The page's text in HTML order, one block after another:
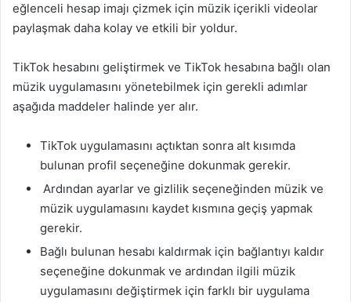
eğlenceli hesap imajı çizmek için müzik içerikli videolar
paylaşmak daha kolay ve etkili bir yoldur.
TikTok hesabını geliştirmek ve TikTok hesabına bağlı olan
müzik uygulamasını yönetebilmek için gerekli adımlar
aşağıda maddeler halinde yer alır.
TikTok uygulamasını açtıktan sonra alt kısımda
bulunan profil seçeneğine dokunmak gerekir.
Ardından ayarlar ve gizlilik seçeneğinden müzik ve
müzik uygulamasını kaydet kısmına geçiş yapmak
gerekir.
Bağlı bulunan hesabı kaldırmak için bağlantıyı kaldır
seçeneğine dokunmak ve ardından ilgili müzik
uygulamasını değiştirmek için farklı bir uygulama